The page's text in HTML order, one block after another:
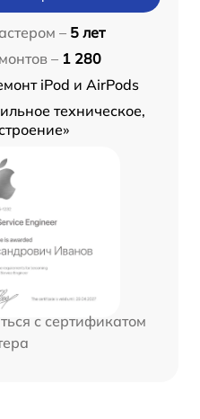
– 5 лет
– 1 280
iPod и AirPods
техническое,
с сертификатом